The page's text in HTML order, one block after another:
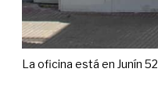
La oficina está en Junín